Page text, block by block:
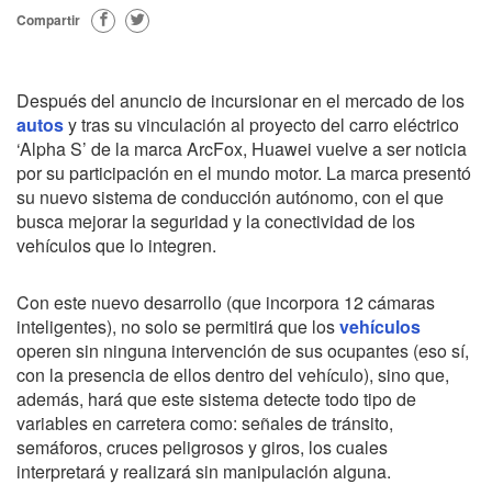
Compartir
Después del anuncio de incursionar en el mercado de los
autosy tras su vinculación al proyecto del carro eléctrico
‘Alpha S’ de la marca ArcFox, Huawei vuelve a ser noticia
por su participación en el mundo motor. La marca presentó
su nuevo sistema de conducción autónomo, con el que
busca mejorar la seguridad y la conectividad de los
vehículos que lo integren.
Con este nuevo desarrollo (que incorpora 12 cámaras
inteligentes), no solo se permitirá que losvehículos
operen sin ninguna intervención de sus ocupantes (eso sí,
con la presencia de ellos dentro del vehículo), sino que,
además, hará que este sistema detecte todo tipo de
variables en carretera como: señales de tránsito,
semáforos, cruces peligrosos y giros, los cuales
interpretará y realizará sin manipulación alguna.